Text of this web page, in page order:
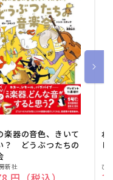
楽器の音色、きいて
？ どうぶつたちの
新社
ね
販ひ